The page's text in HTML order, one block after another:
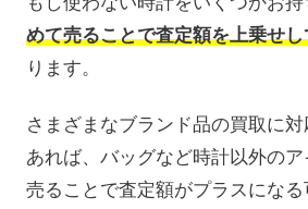
めて売ることで査定額を上乗せ
ります。
さまざまなブランド品の買取に
あれば、バッグなど時計以外の
売ることで査定額がプラスにな